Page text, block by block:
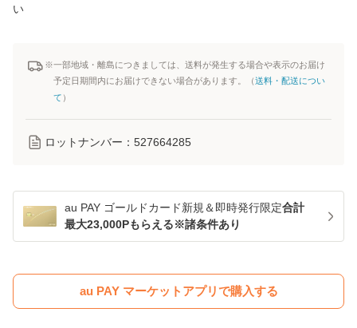
い
※一部地域・離島につきましては、送料が発生する場合や表示のお届け
予定日期間内にお届けできない場合があります。（送料・配送につい
て ）
ロットナンバー： 527664285
au PAY ゴールドカード新規＆即時発行限定合計
最大23,000Pもらえる※諸条件あり
au PAY マーケットアプリで購入する